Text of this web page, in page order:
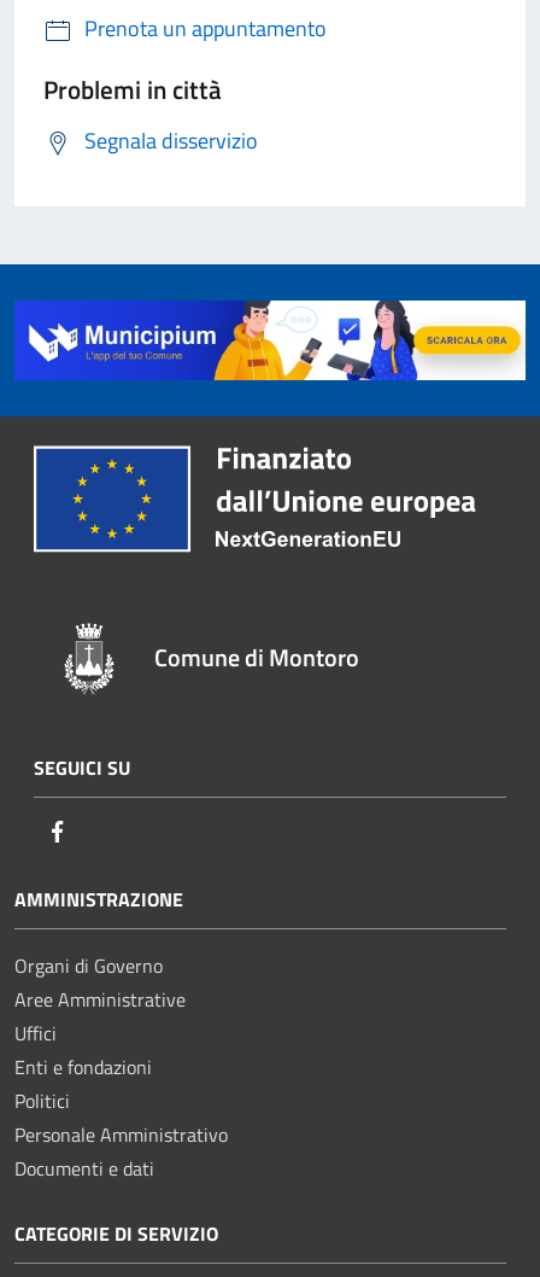
Prenota un appuntamento
Problemi in città
Segnala disservizio
Comune di Montoro
SEGUICI SU
AMMINISTRAZIONE
Organi di Governo
Aree Amministrative
Uffici
Enti e fondazioni
Politici
Personale Amministrativo
Documenti e dati
CATEGORIE DI SERVIZIO